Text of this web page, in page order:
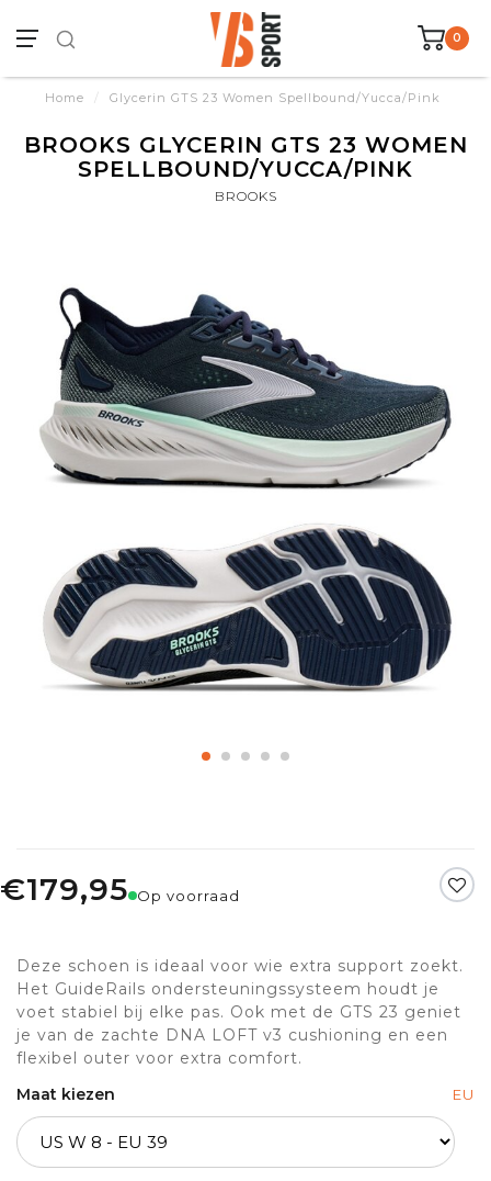
0
Home / Glycerin GTS 23 Women Spellbound/Yucca/Pink
BROOKS GLYCERIN GTS 23 WOMEN
SPELLBOUND/YUCCA/PINK
BROOKS
€179,95 Op voorraad
Deze schoen is ideaal voor wie extra support zoekt.
Het GuideRails ondersteuningssysteem houdt je
voet stabiel bij elke pas. Ook met de GTS 23 geniet
je van de zachte DNA LOFT v3 cushioning en een
flexibel outer voor extra comfort.
Maat kiezen
EU